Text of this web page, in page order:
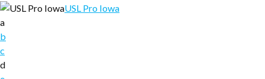
USL Pro Iowa
a
b
c
d